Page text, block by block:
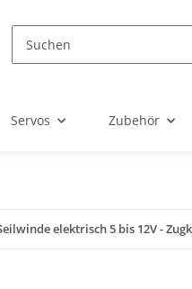
Servos Zubehör
elektrisch 5 bis 12V -